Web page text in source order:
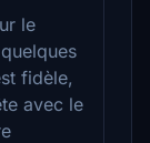
le
fidèle,
avec le